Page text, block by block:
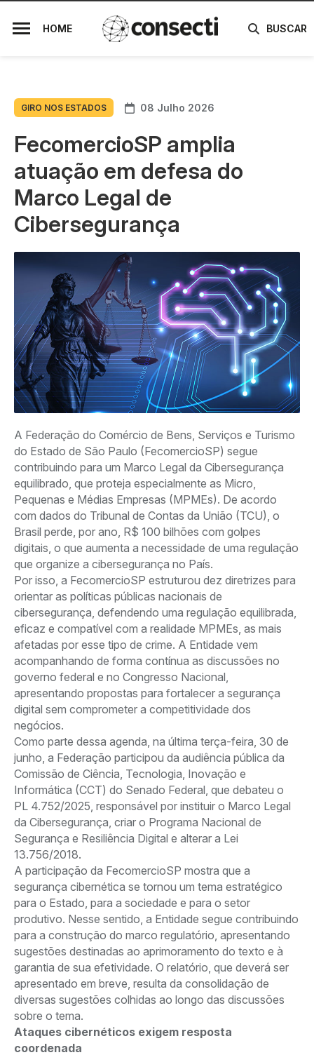
HOME BUSCAR
GIRO NOS ESTADOS 08 Julho 2026
FecomercioSP amplia
atuação em defesa do
Marco Legal de
Cibersegurança
A Federação do Comércio de Bens, Serviços e Turismo
do Estado de São Paulo (FecomercioSP) segue
contribuindo para um Marco Legal da Cibersegurança
equilibrado, que proteja especialmente as Micro,
Pequenas e Médias Empresas (MPMEs). De acordo
com dados do Tribunal de Contas da União (TCU), o
Brasil perde, por ano, R$ 100 bilhões com golpes
digitais, o que aumenta a necessidade de uma regulação
que organize a cibersegurança no País.
Por isso, a FecomercioSP estruturou dez diretrizes para
orientar as políticas públicas nacionais de
cibersegurança, defendendo uma regulação equilibrada,
eficaz e compatível com a realidade MPMEs, as mais
afetadas por esse tipo de crime. A Entidade vem
acompanhando de forma contínua as discussões no
governo federal e no Congresso Nacional,
apresentando propostas para fortalecer a segurança
digital sem comprometer a competitividade dos
negócios.
Como parte dessa agenda, na última terça-feira, 30 de
junho, a Federação participou da audiência pública da
Comissão de Ciência, Tecnologia, Inovação e
Informática (CCT) do Senado Federal, que debateu o
PL 4.752/2025, responsável por instituir o Marco Legal
da Cibersegurança, criar o Programa Nacional de
Segurança e Resiliência Digital e alterar a Lei
13.756/2018.
A participação da FecomercioSP mostra que a
segurança cibernética se tornou um tema estratégico
para o Estado, para a sociedade e para o setor
produtivo. Nesse sentido, a Entidade segue contribuindo
para a construção do marco regulatório, apresentando
sugestões destinadas ao aprimoramento do texto e à
garantia de sua efetividade. O relatório, que deverá ser
apresentado em breve, resulta da consolidação de
diversas sugestões colhidas ao longo das discussões
sobre o tema.
Ataques cibernéticos exigem resposta
coordenada